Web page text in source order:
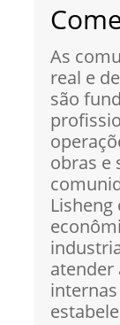
As
real e
são
obras e
atender